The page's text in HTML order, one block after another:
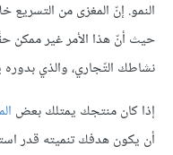
النمو. إنّ المغزى من التسريع
حيث أنّ هذا الأمر غير ممكن
نشاطك التّجاري، والذي
إذا كان منتجك يمتلك بعض
أن يكون هدفك تنميته قدر